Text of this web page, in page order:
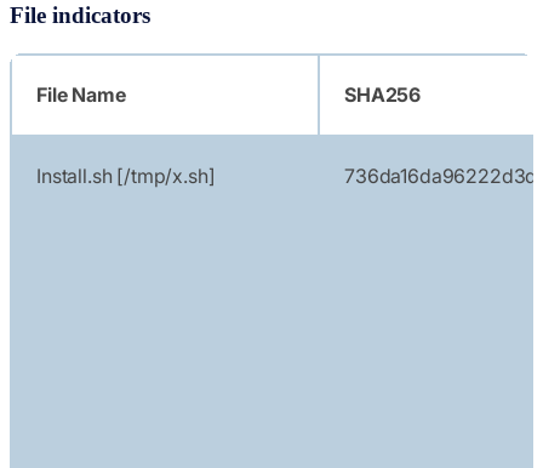
File indicators
File Name SHA256
Install.sh [/tmp/x.sh]